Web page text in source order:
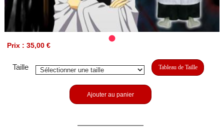
Prix : 35,00 €
Taille Tableau de Taille
Ajouter au panier